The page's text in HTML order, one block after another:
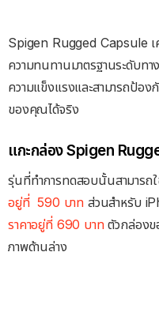
Spigen Rugged Capsule เ
ความทนทานมาตรฐานระดับทา
ความแข็งแรงและสามารถป้อ
ของคุณได้จริง
แกะกล่อง Spigen
รุ่นที่ทำการทดสอบนั้นสามารถ
อยู่ที่ 590 บาท ส่วนสำหรับ
ราคาอยู่ที่ 690 บาทตัวกล่องข
ภาพด้านล่าง